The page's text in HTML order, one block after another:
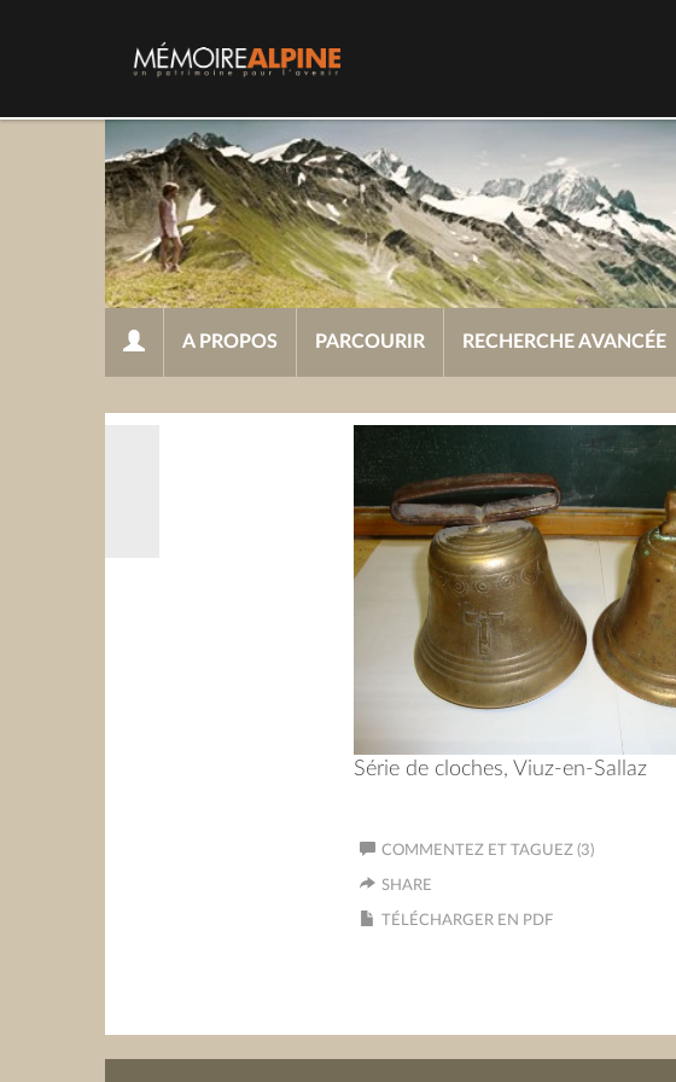
A PROPOS PARCOURIR RECHERCHE AVANCÉE
Série de cloches, Viuz-en-Sallaz
COMMENTEZ ET TAGUEZ (3)
SHARE
TÉLÉCHARGER EN PDF